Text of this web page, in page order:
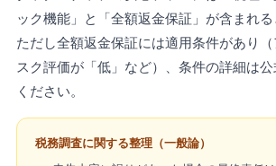
ック機能」と「全額返金保証」が含まれる
ただし全額返金保証には適用条件があり（
スク評価が「低」など）、条件の詳細は
ください。
税務調査に関する整理（一般論）